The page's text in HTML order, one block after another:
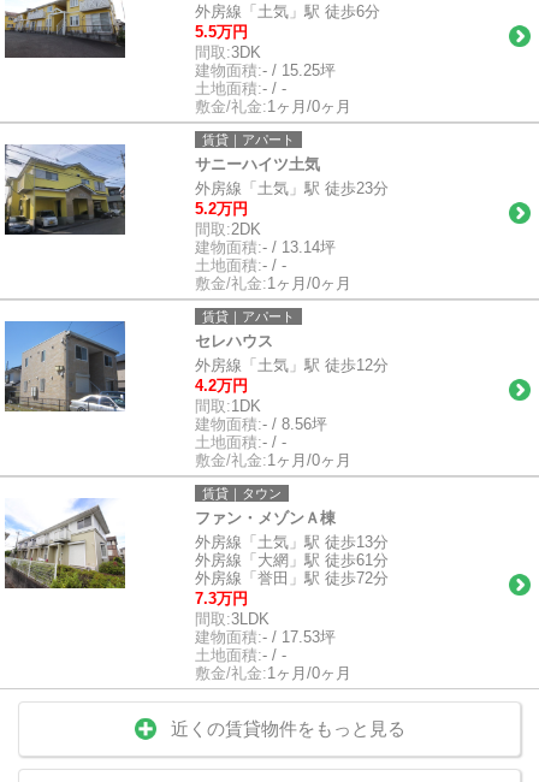
外房線「土気」駅 徒歩6分
5.5万円
間取:3DK
建物面積:- / 15.25坪
土地面積:- / -
敷金/礼金:1ヶ月/0ヶ月
賃貸｜アパート
サニーハイツ土気
外房線「土気」駅 徒歩23分
5.2万円
間取:2DK
建物面積:- / 13.14坪
土地面積:- / -
敷金/礼金:1ヶ月/0ヶ月
賃貸｜アパート
セレハウス
外房線「土気」駅 徒歩12分
4.2万円
間取:1DK
建物面積:- / 8.56坪
土地面積:- / -
敷金/礼金:1ヶ月/0ヶ月
賃貸｜タウン
ファン・メゾンＡ棟
外房線「土気」駅 徒歩13分
外房線「大網」駅 徒歩61分
外房線「誉田」駅 徒歩72分
7.3万円
間取:3LDK
建物面積:- / 17.53坪
土地面積:- / -
敷金/礼金:1ヶ月/0ヶ月
近くの賃貸物件をもっと見る